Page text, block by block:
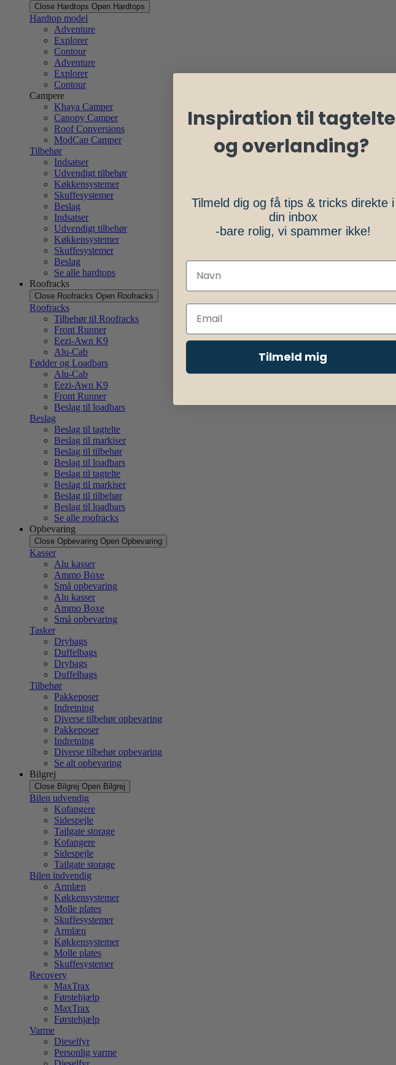
Close Hardtops Open Hardtops
Hardtop model
Adventure
Explorer
Contour
Adventure
Explorer
Contour
Campere
Khaya Camper
Canopy Camper
Roof Conversions
ModCap Camper
Tilbehør
Indsatser
Udvendigt tilbehør
Køkkensystemer
Skuffesystemer
Beslag
Indsatser
Udvendigt tilbehør
Køkkensystemer
Skuffesystemer
Beslag
Se alle hardtops
Roofracks
Close Roofracks Open Roofracks
Roofracks
Tilbehør til Roofracks
Front Runner
Eezi-Awn K9
Alu-Cab
Fødder og Loadbars
Alu-Cab
Eezi-Awn K9
Front Runner
Beslag til loadbars
Beslag
Beslag til tagtelte
Beslag til markiser
Beslag til tilbehør
Beslag til loadbars
Beslag til tagtelte
Beslag til markiser
Beslag til tilbehør
Beslag til loadbars
Se alle roofracks
Opbevaring
Close Opbevaring Open Opbevaring
Kasser
Alu kasser
Ammo Boxe
Små opbevaring
Alu kasser
Ammo Boxe
Små opbevaring
Tasker
Drybags
Duffelbags
Drybags
Duffelbags
Tilbehør
Pakkeposer
Indretning
Diverse tilbehør opbevaring
Pakkeposer
Indretning
Diverse tilbehør opbevaring
Se alt opbevaring
Bilgrej
Close Bilgrej Open Bilgrej
Bilen udvendig
Kofangere
Sidespejle
Tailgate storage
Kofangere
Sidespejle
Tailgate storage
Bilen indvendig
Armlæn
Køkkensystemer
Molle plates
Skuffesystemer
Armlæn
Køkkensystemer
Molle plates
Skuffesystemer
Recovery
MaxTrax
Førstehjælp
MaxTrax
Førstehjælp
Varme
Dieselfyr
Personlig varme
Inspiration til tagtelte
og overlanding?
Tilmeld dig og få tips & tricks direkte i
din inbox
-bare rolig, vi spammer ikke!
Tilmeld mig